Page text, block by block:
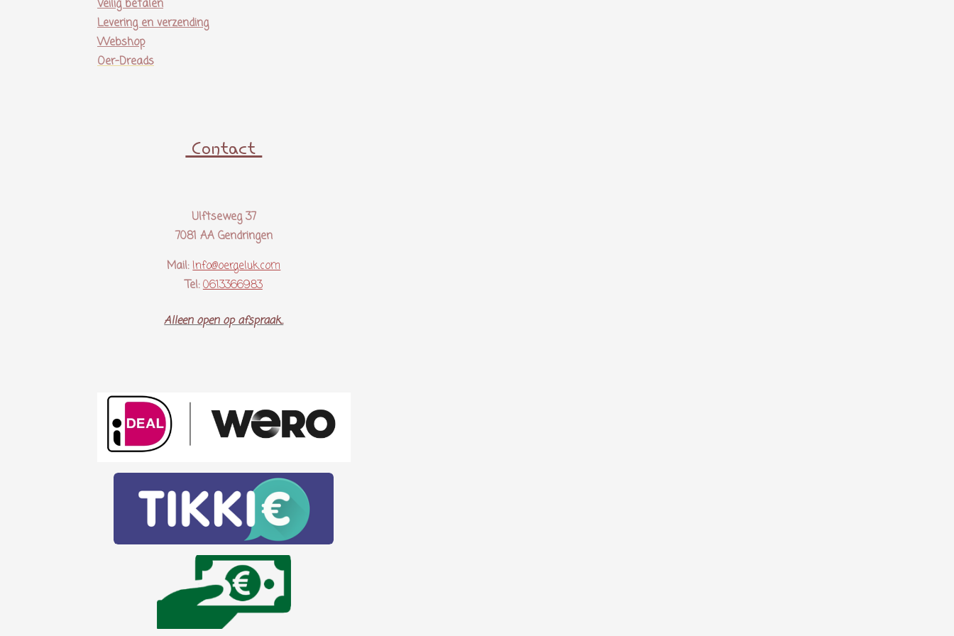
Veilig betalen
Levering en verzending
Webshop
Oer-Dreads
Contact
Ulftseweg 37
7081 AA Gendringen
Mail: Info@oergeluk.com
Tel: 0613366983
Alleen open op afspraak..